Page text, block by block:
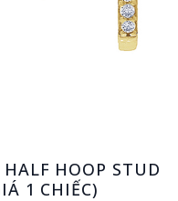
HOOP STUD
1 CHIẾC)